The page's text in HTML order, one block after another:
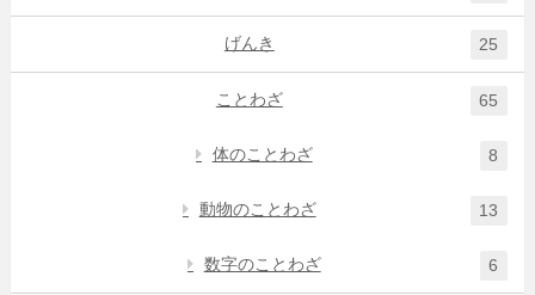
げんき 25
ことわざ 65
体のことわざ 8
動物のことわざ 13
数字のことわざ 6